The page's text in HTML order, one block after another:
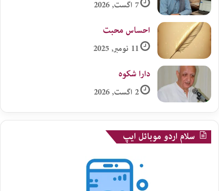
7 اگست, 2026
احساس محبت
11 نومبر, 2025
دارا شکوہ
2 اگست, 2026
سلام اردو موبائل ایپ